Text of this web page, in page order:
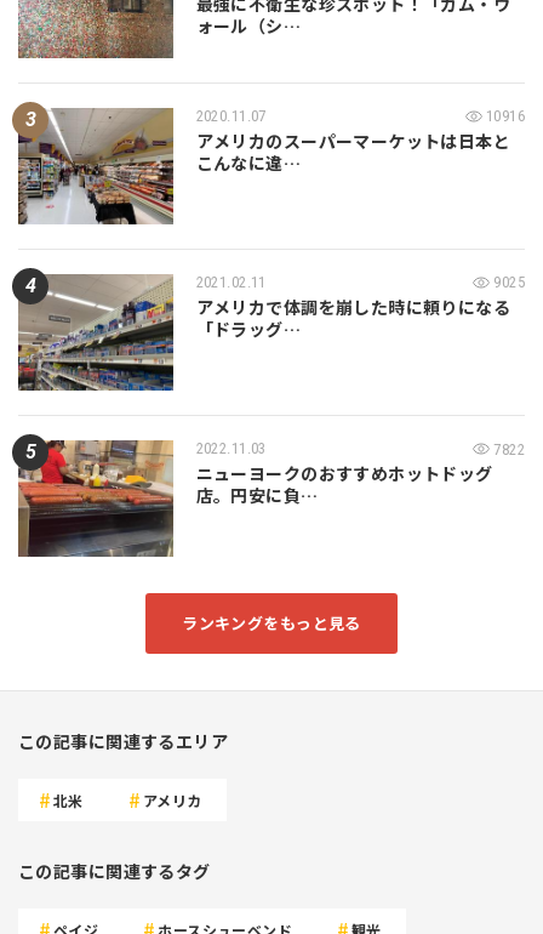
ォール（シ…
2020.11.07 10916
アメリカのスーパーマーケットは日本と
こんなに違…
2021.02.11 9025
アメリカで体調を崩した時に頼りになる
「ドラッグ…
2022.11.03 7822
ニューヨークのおすすめホットドッグ
店。円安に負…
ランキングをもっと見る
この記事に関連するエリア
北米 アメリカ
この記事に関連するタグ